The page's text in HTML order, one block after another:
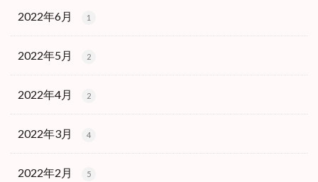
2022年6月 1
2022年5月 2
2022年4月 2
2022年3月 4
2022年2月 5